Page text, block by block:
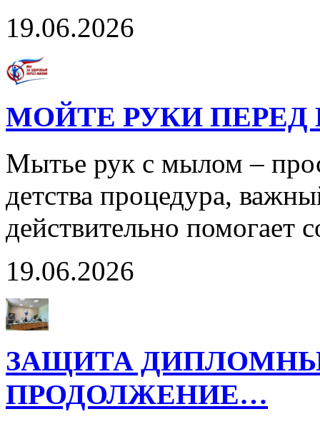
19.06.2026
МОЙТЕ РУКИ ПЕРЕД
Мытье рук с мылом –
детства процедура,
действительно помогает
19.06.2026
ЗАЩИТА
ПРОДОЛЖЕНИЕ…